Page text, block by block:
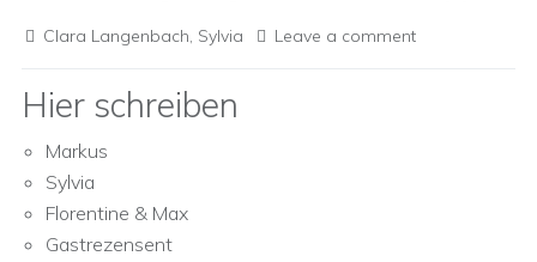
Clara Langenbach, Sylvia Leave a comment
Hier schreiben
Markus
Sylvia
Florentine & Max
Gastrezensent